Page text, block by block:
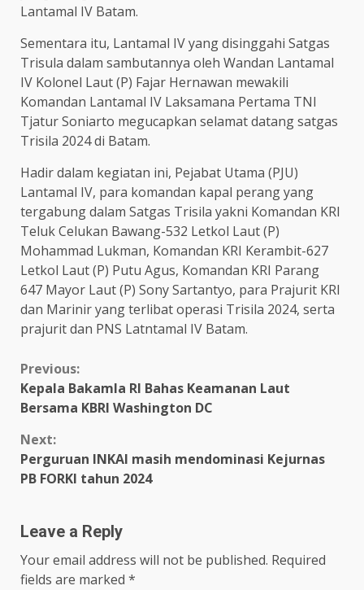
Lantamal IV Batam.
Sementara itu, Lantamal IV yang disinggahi Satgas
Trisula dalam sambutannya oleh Wandan Lantamal
IV Kolonel Laut (P) Fajar Hernawan mewakili
Komandan Lantamal IV Laksamana Pertama TNI
Tjatur Soniarto megucapkan selamat datang satgas
Trisila 2024 di Batam.
Hadir dalam kegiatan ini, Pejabat Utama (PJU)
Lantamal IV, para komandan kapal perang yang
tergabung dalam Satgas Trisila yakni Komandan KRI
Teluk Celukan Bawang-532 Letkol Laut (P)
Mohammad Lukman, Komandan KRI Kerambit-627
Letkol Laut (P) Putu Agus, Komandan KRI Parang
647 Mayor Laut (P) Sony Sartantyo, para Prajurit KRI
dan Marinir yang terlibat operasi Trisila 2024, serta
prajurit dan PNS Latntamal IV Batam.
Continue
Reading
Previous:
Kepala Bakamla RI Bahas Keamanan Laut
Bersama KBRI Washington DC
Next:
Perguruan INKAI masih mendominasi Kejurnas
PB FORKI tahun 2024
Leave a Reply
Your email address will not be published. Required
fields are marked *